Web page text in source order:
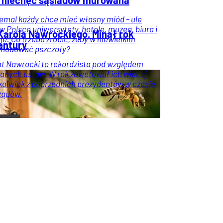
każdy chce mieć własny miód – ule
Polsce uniwersytety, hotele, muzea, biura i
Co trzeba zrobić, żeby w niewielkim
pszczoły?
Nawrockiego. Minął rok
Nawrocki to rekordzista pod względem
ustaw. W rok zawetował ich więcej
z poprzednich prezydentów w czasie